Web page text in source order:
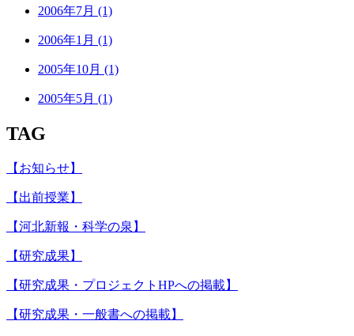
2006年7月 (1)
2006年1月 (1)
2005年10月 (1)
2005年5月 (1)
TAG
【お知らせ】
【出前授業】
【河北新報・科学の泉】
【研究成果】
【研究成果・プロジェクトHPへの掲載】
【研究成果・一般書への掲載】